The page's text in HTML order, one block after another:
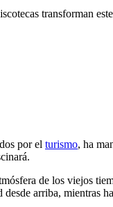
transforman
por el turismo, ha
de los viejos
arriba, mientras